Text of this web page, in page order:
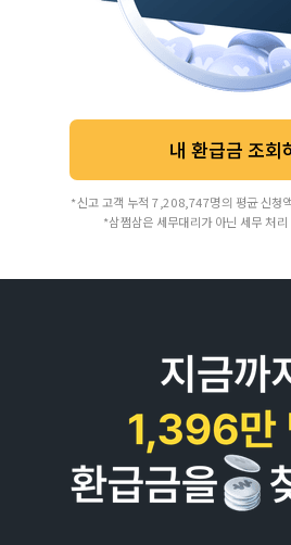
내 환급금 조회
*신고 고객 누적 7,208,747명의 평균 신
*삼쩜삼은 세무대리가 아닌 세무 처